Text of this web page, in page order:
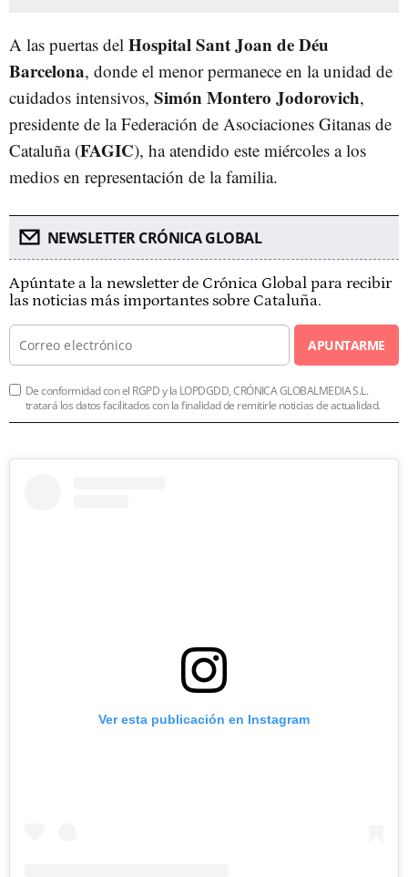
A las puertas del Hospital Sant Joan de Déu
Barcelona, donde el menor permanece en la unidad de
cuidados intensivos, Simón Montero Jodorovich,
presidente de la Federación de Asociaciones Gitanas de
Cataluña (FAGIC), ha atendido este miércoles a los
medios en representación de la familia.
NEWSLETTER CRÓNICA GLOBAL
Apúntate a la newsletter de Crónica Global para recibir
las noticias más importantes sobre Cataluña.
APUNTARME
De conformidad con el RGPD y la LOPDGDD, CRÓNICA GLOBALMEDIA S.L.
tratará los datos facilitados con la finalidad de remitirle noticias de actualidad.
Ver esta publicación en Instagram